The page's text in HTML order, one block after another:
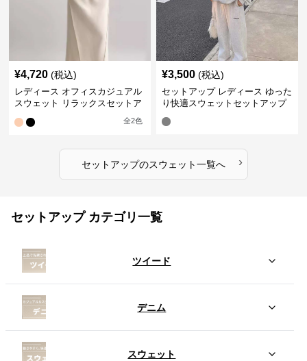
¥4,720 (税込)
レディース オフィスカジュアル
スウェット リラックスセットア
全2色
¥3,500 (税込)
セットアップ レディース ゆった
り快適スウェットセットアップ
セットアップのスウェット一覧へ ›
セットアップ カテゴリ一覧
ツイード
デニム
スウェット